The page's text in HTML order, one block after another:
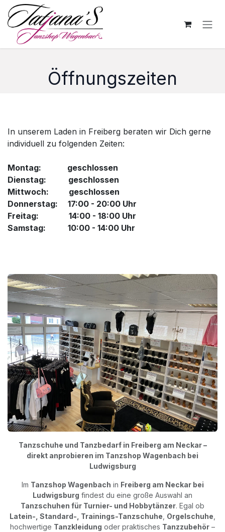
Zum Inhalt springen
Öffnungszeiten
In unserem Laden in Freiberg beraten wir Dich gerne
individuell zu folgenden Zeiten:
Montag: geschlossen
Dienstag: geschlossen
Mittwoch: geschlossen
Donnerstag: 17:00 - 20:00 Uhr
Freitag: 14:00 - 18:00 Uhr
Samstag: 10:00 - 14:00 Uhr
Tanzschuhe und Tanzbedarf in Freiberg am Neckar –
direkt anprobieren im Tanzshop Wagenbach bei
Ludwigsburg
Im Tanzshop Wagenbach in Freiberg am Neckar bei
Ludwigsburg findest du eine große Auswahl an
Tanzschuhen für Turnier- und Hobbytänzer. Egal ob
Latein-, Standard-, Trainings-Tanzschuhe Orgelschuhe
hochwertige Tanzkleidung oder praktisches Tanzzubehör –